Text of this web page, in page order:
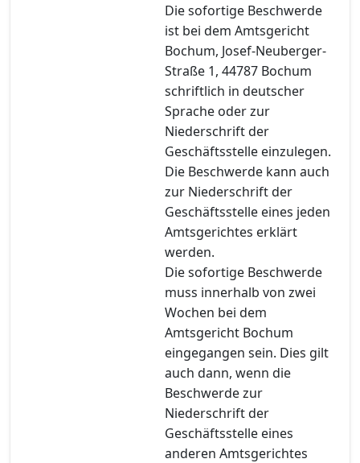
Die sofortige Beschwerde
ist bei dem Amtsgericht
Bochum, Josef-Neuberger-
Straße 1, 44787 Bochum
schriftlich in deutscher
Sprache oder zur
Niederschrift der
Geschäftsstelle einzulegen.
Die Beschwerde kann auch
zur Niederschrift der
Geschäftsstelle eines jeden
Amtsgerichtes erklärt
werden.
Die sofortige Beschwerde
muss innerhalb von zwei
Wochen bei dem
Amtsgericht Bochum
eingegangen sein. Dies gilt
auch dann, wenn die
Beschwerde zur
Niederschrift der
Geschäftsstelle eines
anderen Amtsgerichtes